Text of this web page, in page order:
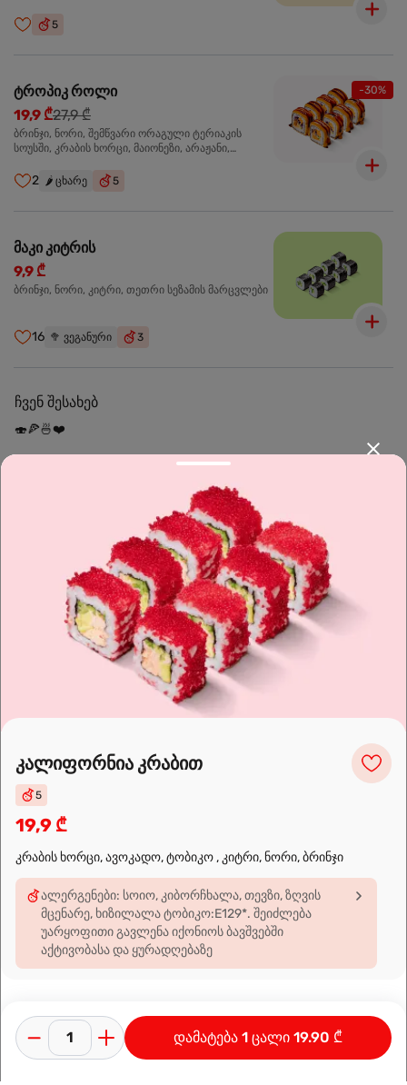
5
-30%
ტროპიკ როლი
19,9 ₾27,9 ₾
ბრინჯი, ნორი, შემწვარი ორაგული ტერიაკის
სოუსში, კრაბის ხორცი, მაიონეზი, არაჟანი,
სოუსი, მანგო-ჩილის გელი
2 🌶️ ცხარე 5
მაკი კიტრის
9,9 ₾
ბრინჯი, ნორი, კიტრი, თეთრი სეზამის მარცვლები
16 🥦 ვეგანური 3
ჩვენ შესახებ
🍣🍕🍜❤️
Sushi24.ge since 2018. Rolls, pizza, and wok are waiting to be
prepared for you. Choose the nearest location and explore the
მარშრუტის დაგეგმვა
კალიფორნია კრაბით
5
19,9 ₾
კრაბის ხორცი, ავოკადო, ტობიკო , კიტრი, ნორი, ბრინჯი
ალერგენები: სოიო, კიბორჩხალა, თევზი, ზღვის
მცენარე, ხიზილალა ტობიკო:E129*. შეიძლება
უარყოფითი გავლენა იქონიოს ბავშვებში
აქტივობასა და ყურადღებაზე
დამატება 1 ცალი 19.90 ₾